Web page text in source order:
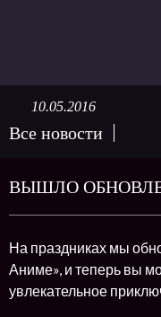
Все новости
10.05.2016
ВЫШЛО
На праздниках мы
Аниме», и теперь вы
увлекательное